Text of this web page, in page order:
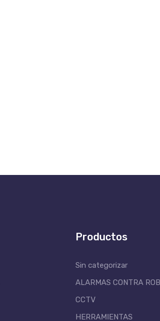
Productos
Sin categorizar
ALARMAS CONTRA
CCTV
HERRAMIENTAS